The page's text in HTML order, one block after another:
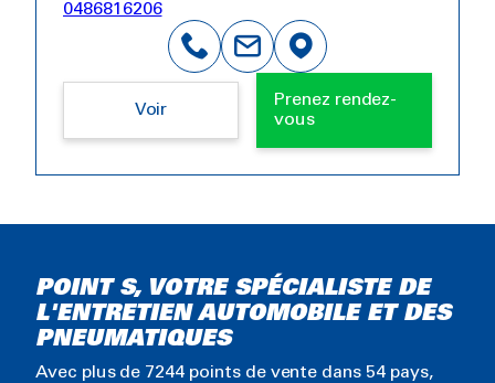
0486816206
Voir
Prenez rendez-
vous
POINT S, VOTRE SPÉCIALISTE DE
L'ENTRETIEN AUTOMOBILE ET DES
PNEUMATIQUES
Avec plus de 7244 points de vente dans 54 pays,